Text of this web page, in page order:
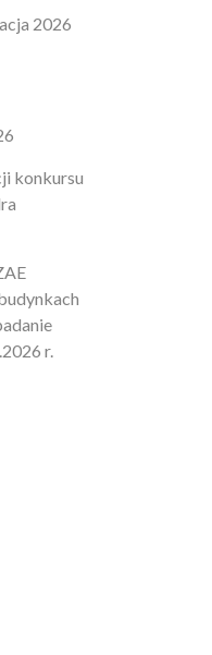
2026
konkursu
r.